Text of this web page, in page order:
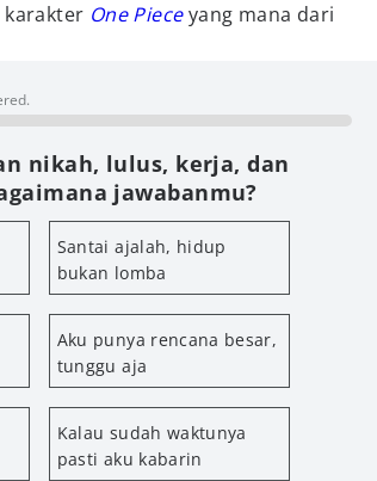
One Pieceyang mana dari
nikah, lulus, kerja, dan
jawabanmu?
Santai ajalah, hidup
bukan lomba
Aku punya rencana besar,
tunggu aja
Kalau sudah waktunya
pasti aku kabarin